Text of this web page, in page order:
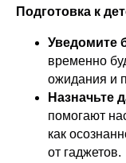
Подготовка к
Уведомите
временно
ожидания и
Назначьте
помогают
как
от гаджетов.